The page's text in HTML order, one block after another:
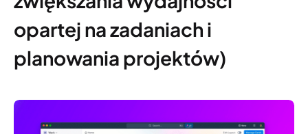
opartej na zadaniach i
planowania projektów)